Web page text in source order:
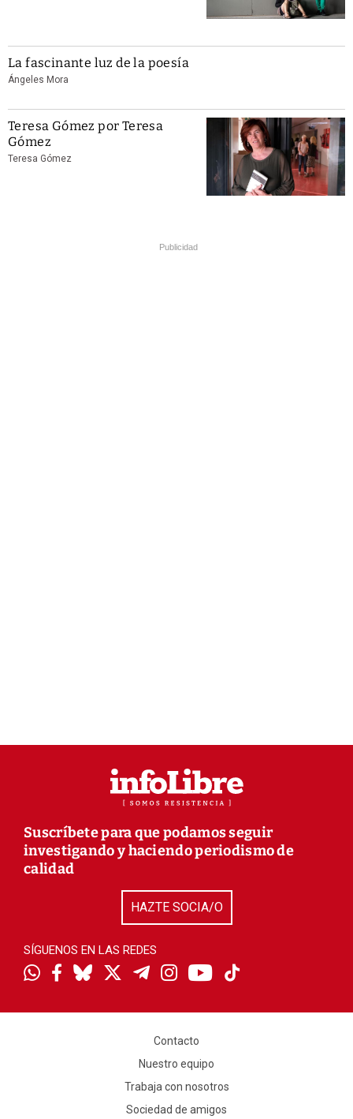
La fascinante luz de la poesía
Ángeles Mora
Teresa Gómez por Teresa
Gómez
Teresa Gómez
Publicidad
Suscríbete para que podamos seguir
investigando y haciendo periodismo de
calidad
HAZTE SOCIA/O
SÍGUENOS EN LAS REDES
Contacto
Nuestro equipo
Trabaja con nosotros
Sociedad de amigos